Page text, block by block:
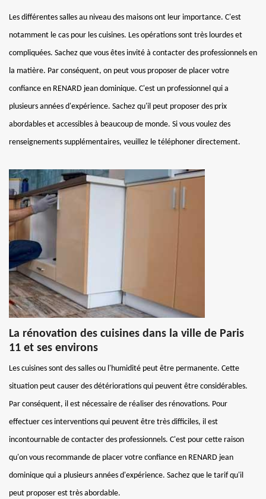
Les différentes salles au niveau des maisons ont leur importance. C'est
notamment le cas pour les cuisines. Les opérations sont très lourdes et
compliquées. Sachez que vous êtes invité à contacter des professionnels en
la matière. Par conséquent, on peut vous proposer de placer votre
confiance en RENARD jean dominique. C'est un professionnel qui a
plusieurs années d'expérience. Sachez qu'il peut proposer des prix
abordables et accessibles à beaucoup de monde. Si vous voulez des
renseignements supplémentaires, veuillez le téléphoner directement.
La rénovation des cuisines dans la ville de Paris
11 et ses environs
Les cuisines sont des salles ou l'humidité peut être permanente. Cette
situation peut causer des détériorations qui peuvent être considérables.
Par conséquent, il est nécessaire de réaliser des rénovations. Pour
effectuer ces interventions qui peuvent être très difficiles, il est
incontournable de contacter des professionnels. C'est pour cette raison
qu'on vous recommande de placer votre confiance en RENARD jean
dominique qui a plusieurs années d'expérience. Sachez que le tarif qu'il
peut proposer est très abordable.